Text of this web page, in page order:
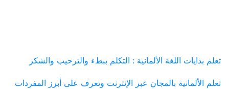
تعلم بدايات اللغة الألمانية : التكلم ببطء والترحيب والشكر
تعلم الألمانية بالمجان عبر الإنترنت وتعرف على أبرز المفردات